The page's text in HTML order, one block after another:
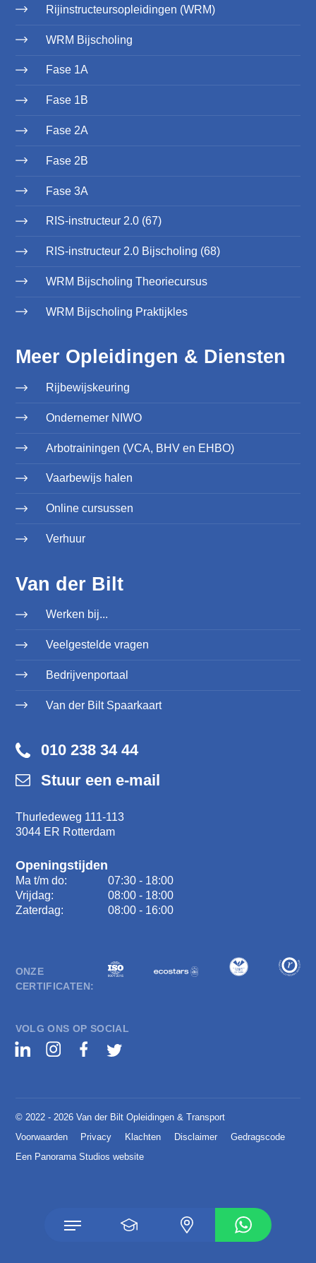
Rijinstructeursopleidingen (WRM)
WRM Bijscholing
Fase 1A
Fase 1B
Fase 2A
Fase 2B
Fase 3A
RIS-instructeur 2.0 (67)
RIS-instructeur 2.0 Bijscholing (68)
WRM Bijscholing Theoriecursus
WRM Bijscholing Praktijkles
Meer Opleidingen & Diensten
Rijbewijskeuring
Ondernemer NIWO
Arbotrainingen (VCA, BHV en EHBO)
Vaarbewijs halen
Online cursussen
Verhuur
Van der Bilt
Werken bij...
Veelgestelde vragen
Bedrijvenportaal
Van der Bilt Spaarkaart
010 238 34 44
Stuur een e-mail
Thurledeweg 111-113
3044 ER Rotterdam
Openingstijden
Ma t/m do:
07:30 - 18:00
Vrijdag:
08:00 - 18:00
Zaterdag:
08:00 - 16:00
ONZE
CERTIFICATEN:
VOLG ONS OP SOCIAL
© 2022 - 2026 Van der Bilt Opleidingen & Transport
Voorwaarden
Privacy Klachten Disclaimer
Gedragscode
Een Panorama Studios website